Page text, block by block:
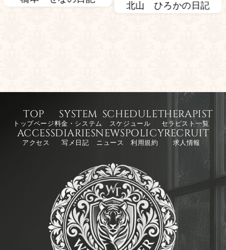
北山 ひろかの日記 吉澤 れいの
TOP
トップページ
SYSTEM
料金・システム
SCHEDULE
スケジュール
THERAPIST
セラピスト一覧
ACCESS
アクセス
DIARIES
写メ日記
NEWS
ニュース
POLICY
利用規約
RECRUIT
求人情報